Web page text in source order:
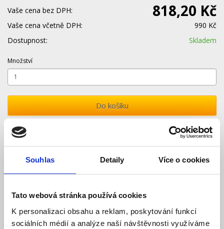
Souhlas Detaily Více o cookies
Tato webová stránka používá cookies
K personalizaci obsahu a reklam, poskytování funkcí
sociálních médií a analýze naší návštěvnosti využíváme
Vaše cena bez DPH: 818,20 Kč
Vaše cena včetně DPH:
990 Kč
Dostupnost:
Skladem
Množství
Do košíku
Popis
Velká tlačítka, která umějí mluvit